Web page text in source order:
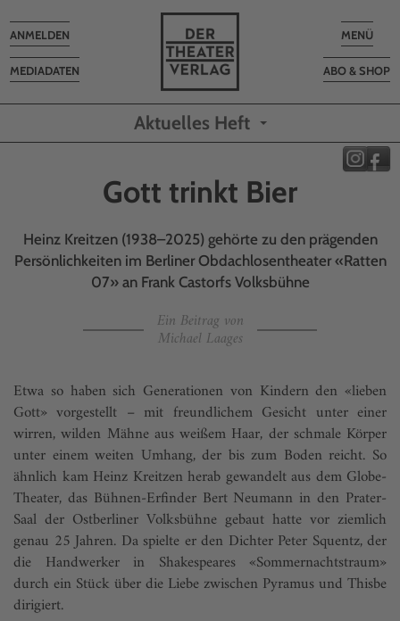
Toggle
MENÜ
ABO & SHOP
MEDIADATEN
Toggle
navigation
ANMELDEN
Aktuelles Heft
Gott trinkt Bier
Heinz Kreitzen (1938–2025) gehörte zu den prägenden
Persönlichkeiten im Berliner Obdachlosentheater «Ratten
07» an Frank Castorfs Volksbühne
Ein Beitrag von
Michael Laages
Etwa so haben sich Generationen von Kindern den «lieben
Gott» vorgestellt – mit freundlichem Gesicht unter einer
wirren, wilden Mähne aus weißem Haar, der schmale Körper
unter einem weiten Umhang, der bis zum Boden reicht. So
ähnlich kam Heinz Kreitzen herab gewandelt aus dem Globe-
Theater, das Bühnen-Erfinder Bert Neumann in den Prater-
Saal der Ostberliner Volksbühne gebaut hatte vor ziemlich
genau 25 Jahren. Da spielte er den Dichter Peter Squentz, der
die Handwerker in Shakespeares «Sommernachtstraum»
durch ein Stück über die Liebe zwischen Pyramus und Thisbe
dirigiert.